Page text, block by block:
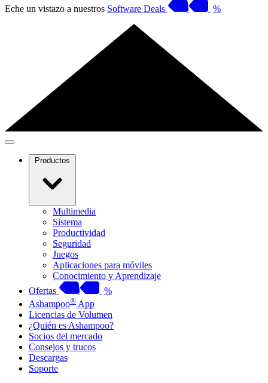
Eche un vistazo a nuestros Software Deals %
Productos
Multimedia
Sistema
Productividad
Seguridad
Juegos
Aplicaciones para móviles
Conocimiento y Aprendizaje
Ofertas
%
Ashampoo® App
Licencias de Volumen
¿Quién es Ashampoo?
Socios del mercado
Consejos y trucos
Descargas
Soporte